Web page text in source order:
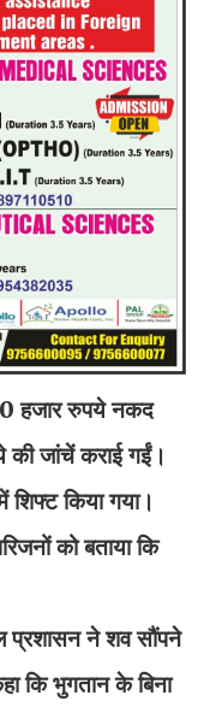
हजार रुपये नकद
की जांचें कराई गईं।
किया गया।
को बताया कि
प्रशासन ने शव सौंपने
कि भुगतान के बिना